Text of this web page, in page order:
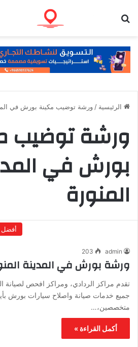
الرئيسية / ورشة توضيب مكينة بورش في
ورشة توضيب
بورش في
المنورة
أفضل
admin
203
ورشة بورش في المدينة
تقدم مراكز الردادي، ومراكز افحص لصيانة
جميع خدمات صيانة واصلاح سيارات بورش
متخصصين،…
أكمل القراءة »